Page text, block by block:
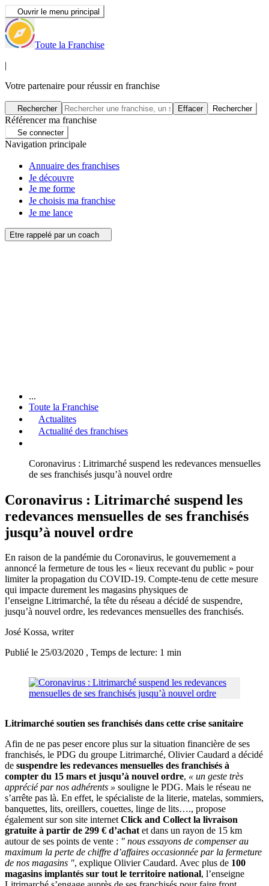
Ouvrir le menu principal
Toute la Franchise
|
Votre partenaire pour réussir en franchise
Rechercher Effacer Rechercher
Référencer ma franchise
Se connecter
Navigation principale
Annuaire des franchises
Je découvre
Je me forme
Je choisis ma franchise
Je me lance
Etre rappelé par un coach
...
Toute la Franchise
Actualites
Actualité des franchises
Coronavirus : Litrimarché suspend les redevances mensuelles
de ses franchisés jusqu’à nouvel ordre
Coronavirus : Litrimarché suspend les
redevances mensuelles de ses franchisés
jusqu’à nouvel ordre
En raison de la pandémie du Coronavirus, le gouvernement a
annoncé la fermeture de tous les « lieux recevant du public » pour
limiter la propagation du COVID-19. Compte-tenu de cette mesure
qui impacte durement les magasins physiques de
l’enseigne Litrimarché, la tête du réseau a décidé de suspendre,
jusqu’à nouvel ordre, les redevances mensuelles des franchisés.
José Kossa, writer
Publié le 25/03/2020 , Temps de lecture: 1 min
Litrimarché soutien ses franchisés dans cette crise sanitaire
Afin de ne pas peser encore plus sur la situation financière de ses
franchisés, le PDG du groupe Litrimarché, Olivier Caudard a décidé
de suspendre les redevances mensuelles des franchisés à
compter du 15 mars et jusqu’à nouvel ordre, « un geste très
apprécié par nos adhérents » souligne le PDG. Mais le réseau ne
s’arrête pas là. En effet, le spécialiste de la literie, matelas, sommiers,
banquettes, lits, oreillers, couettes, linge de lits…., propose
également sur son site internetClick and Collect la livraison
gratuite à partir de 299 € d’achatet dans un rayon de 15 km
autour de ses points de vente : " nous essayons de compenser au
maximum la perte de chiffre d’affaires occasionnée par la fermeture
de nos magasins ", explique Olivier Caudard. Avec plus de 100
magasins implantés sur tout le territoire national, l’enseigne